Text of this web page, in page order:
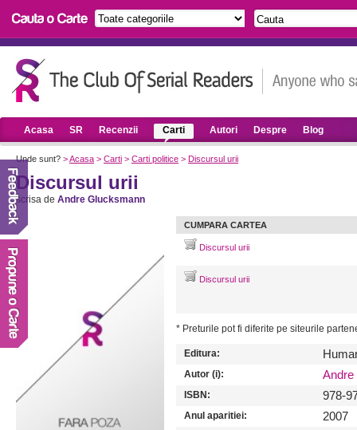
Acasa SR Recenzii Carti Autori Despre Blog
Unde sunt? >Acasa > Carti > Carti politice > Discursul urii
Discursul urii
scrisa de Andre Glucksmann
CUMPARA CARTEA
Discursul urii
Discursul urii
* Preturile pot fi diferite pe siteurile
Editura:
Autor (i):
ISBN: 978-
Anul aparitiei: 2007